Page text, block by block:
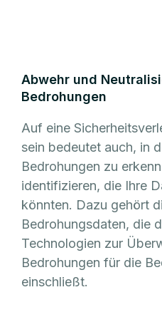
Abwehr und
Bedrohungen
Auf eine
sein bedeutet auch, in
Bedrohungen zu
identifizieren, die Ihre
könnten. Dazu gehört
Bedrohungsdaten, die
Technologien zur
Bedrohungen für die
einschließt.